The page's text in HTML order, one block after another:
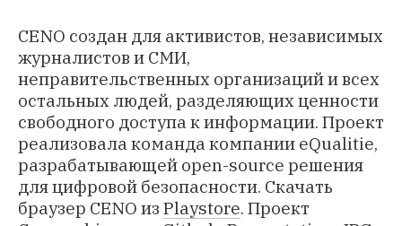
CENO создан для активистов, независимых
журналистов и СМИ,
неправительственных организаций и всех
остальных людей, разделяющих ценности
свободного доступа к информации. Проект
реализовала команда компании eQualitie,
разрабатывающей open-source решения
для цифровой безопасности. Скачать
браузер CENO из Playstore. Проект